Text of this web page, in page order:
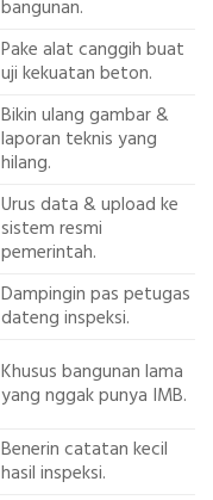
bangunan.
Pake alat canggih buat
uji kekuatan beton.
Bikin ulang gambar &
laporan teknis yang
hilang.
Urus data & upload ke
sistem resmi
pemerintah.
Dampingin pas petugas
dateng inspeksi.
Khusus bangunan lama
yang nggak punya IMB.
Benerin catatan kecil
hasil inspeksi.